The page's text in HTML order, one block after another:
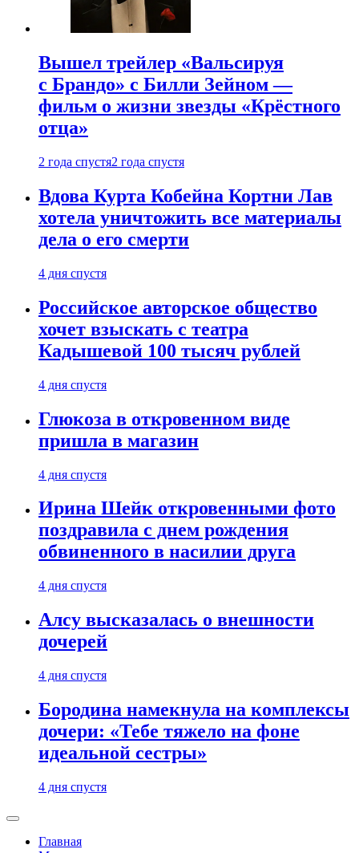
Вышел трейлер «Вальсируя
с Брандо» с Билли Зейном —
фильм о жизни звезды «Крёстного
отца»
2 года спустя2 года спустя
Вдова Курта Кобейна Кортни Лав
хотела уничтожить все материалы
дела о его смерти
4 дня спустя
Российское авторское общество
хочет взыскать с театра
Кадышевой 100 тысяч рублей
4 дня спустя
Глюкоза в откровенном виде
пришла в магазин
4 дня спустя
Ирина Шейк откровенными фото
поздравила с днем рождения
обвиненного в насилии друга
4 дня спустя
Алсу высказалась о внешности
дочерей
4 дня спустя
Бородина намекнула на комплексы
дочери: «Тебе тяжело на фоне
идеальной сестры»
4 дня спустя
Главная